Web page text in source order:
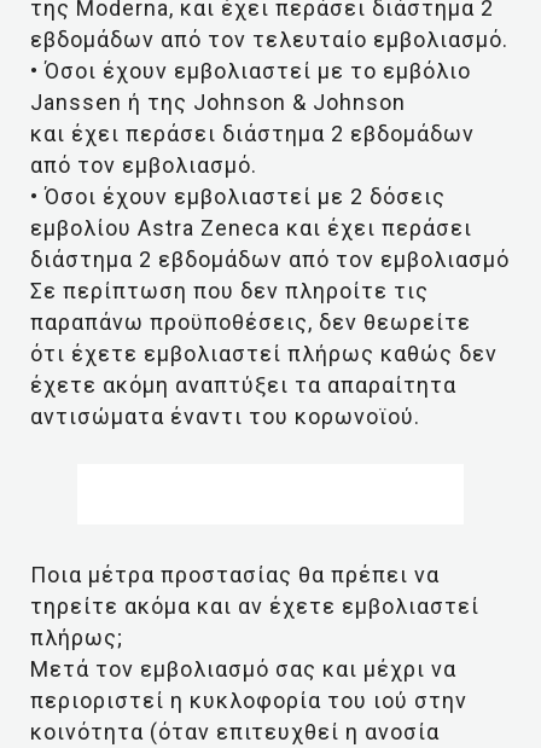
της Moderna, και έχει περάσει διάστημα 2
εβδομάδων από τον τελευταίο εμβολιασμό.
• Όσοι έχουν εμβολιαστεί με το εμβόλιο
Janssen ή της Johnson & Johnson
και έχει περάσει διάστημα 2 εβδομάδων
από τον εμβολιασμό.
• Όσοι έχουν εμβολιαστεί με 2 δόσεις
εμβολίου Astra Zeneca και έχει περάσει
διάστημα 2 εβδομάδων από τον εμβολιασμό
Σε περίπτωση που δεν πληροίτε τις
παραπάνω προϋποθέσεις, δεν θεωρείτε
ότι έχετε εμβολιαστεί πλήρως καθώς δεν
έχετε ακόμη αναπτύξει τα απαραίτητα
αντισώματα έναντι του κορωνοϊού.
Ποια μέτρα προστασίας θα πρέπει να
τηρείτε ακόμα και αν έχετε εμβολιαστεί
πλήρως;
Μετά τον εμβολιασμό σας και μέχρι να
περιοριστεί η κυκλοφορία του ιού στην
κοινότητα (όταν επιτευχθεί η ανοσία